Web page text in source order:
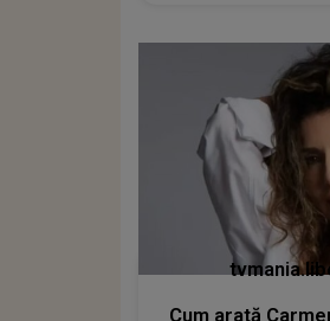
Cum arată